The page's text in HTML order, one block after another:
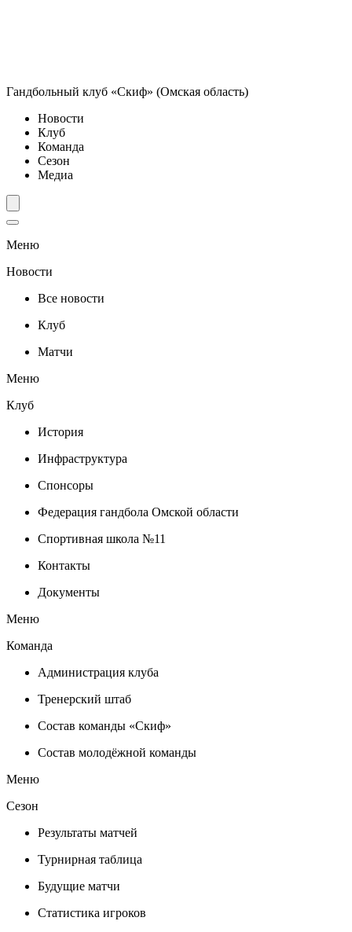
Гандбольный клуб «Скиф» (Омская область)
Новости
Клуб
Команда
Сезон
Медиа
Меню
Новости
Все новости
Клуб
Матчи
Меню
Клуб
История
Инфраструктура
Спонсоры
Федерация гандбола Омской области
Спортивная школа №11
Контакты
Документы
Меню
Команда
Администрация клуба
Тренерский штаб
Состав команды «Скиф»
Состав молодёжной команды
Меню
Сезон
Результаты матчей
Турнирная таблица
Будущие матчи
Статистика игроков